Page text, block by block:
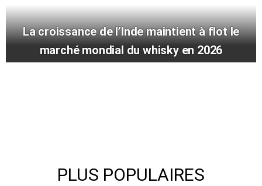
La croissance de l’Inde maintient à flot le
marché mondial du whisky en 2026
PLUS POPULAIRES